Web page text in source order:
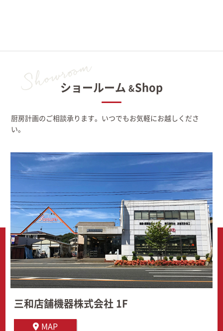
ショールーム &Shop
厨房計画のご相談承ります。いつでもお気軽にお越しくださ
い。
三和店舗機器株式会社 1F
MAP